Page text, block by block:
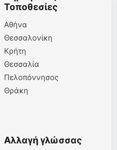
Τοποθεσίες
Αθήνα
Θεσσαλονίκη
Κρήτη
Θεσσαλία
Πελοπόννησος
Θράκη
Αλλαγή γλώσσας